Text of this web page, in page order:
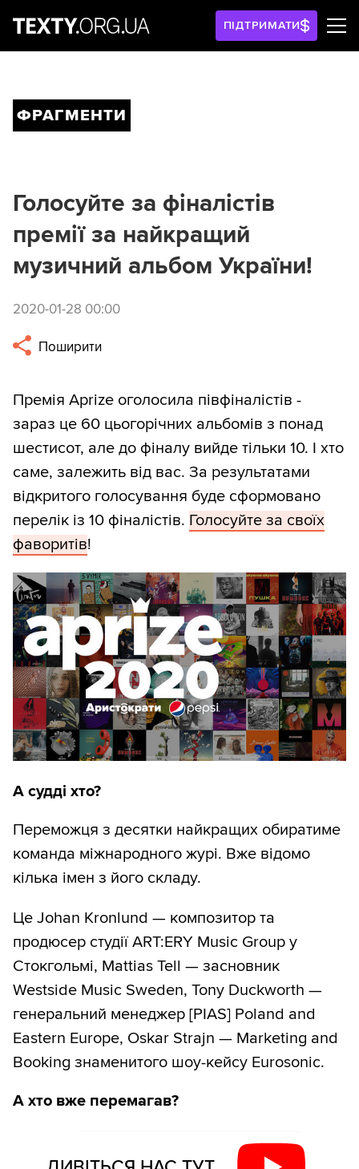
ПІДТРИМАТИ
ФРАГМЕНТИ
Голосуйте за фіналістів
премії за найкращий
музичний альбом України!
2020-01-28 00:00
Поширити
Премія Aprize оголосила півфіналістів -
зараз це 60 цьогорічних альбомів з понад
шестисот, але до фіналу вийде тільки 10. І хто
саме, залежить від вас. За результатами
відкритого голосування буде сформовано
перелік із 10 фіналістів. Голосуйте за своїх
фаворитів!
А судді хто?
Переможця з десятки найкращих обиратиме
команда міжнародного журі. Вже відомо
кілька імен з його складу.
Це Johan Kronlund — композитор та
продюсер студії ART:ERY Music Group у
Стокгольмі, Mattias Tell — засновник
Westside Music Sweden, Tony Duckworth —
генеральний менеджер [PIAS] Poland and
Eastern Europe, Oskar Strajn — Marketing and
Booking знаменитого шоу-кейсу Eurosonic.
А хто вже перемагав?